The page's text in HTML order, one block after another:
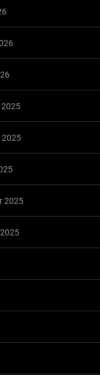
2025
2025
2025